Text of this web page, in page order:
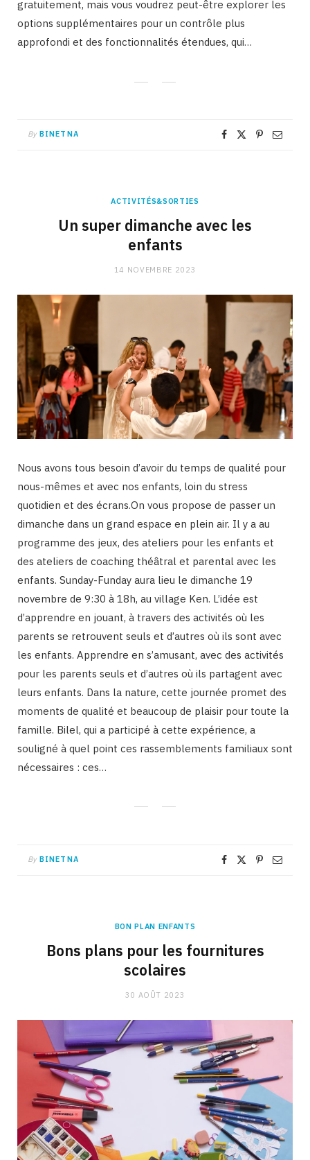
gratuitement, mais vous voudrez peut-être explorer les
options supplémentaires pour un contrôle plus
approfondi et des fonctionnalités étendues, qui…
By BINETNA
ACTIVITÉS&SORTIES
Un super dimanche avec les
enfants
14 NOVEMBRE 2023
Nous avons tous besoin d’avoir du temps de qualité pour
nous-mêmes et avec nos enfants, loin du stress
quotidien et des écrans.On vous propose de passer un
dimanche dans un grand espace en plein air. Il y a au
programme des jeux, des ateliers pour les enfants et
des ateliers de coaching théâtral et parental avec les
enfants. Sunday-Funday aura lieu le dimanche 19
novembre de 9:30 à 18h, au village Ken. L’idée est
d’apprendre en jouant, à travers des activités où les
parents se retrouvent seuls et d’autres où ils sont avec
les enfants. Apprendre en s’amusant, avec des activités
pour les parents seuls et d’autres où ils partagent avec
leurs enfants. Dans la nature, cette journée promet des
moments de qualité et beaucoup de plaisir pour toute la
famille. Bilel, qui a participé à cette expérience, a
souligné à quel point ces rassemblements familiaux sont
nécessaires : ces…
By BINETNA
BON PLAN ENFANTS
Bons plans pour les fournitures
scolaires
30 AOÛT 2023